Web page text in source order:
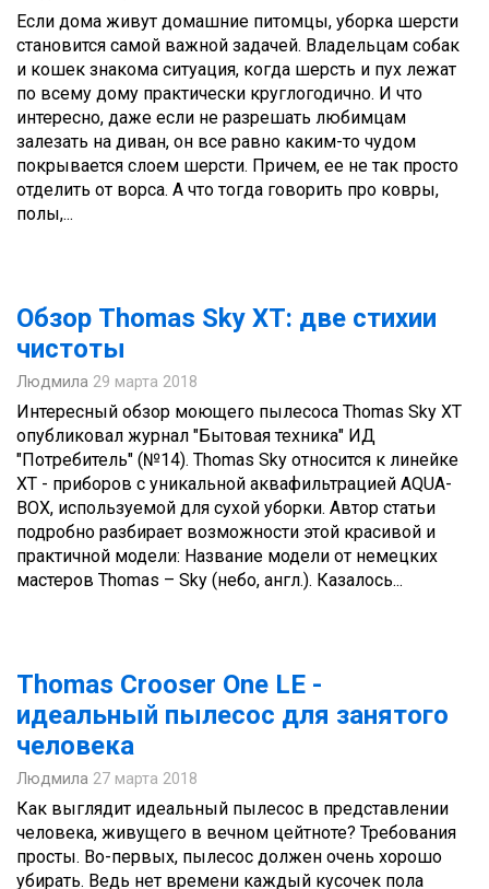
Если дома живут домашние питомцы, уборка шерсти
становится самой важной задачей. Владельцам собак
и кошек знакома ситуация, когда шерсть и пух лежат
по всему дому практически круглогодично. И что
интересно, даже если не разрешать любимцам
залезать на диван, он все равно каким-то чудом
покрывается слоем шерсти. Причем, ее не так просто
отделить от ворса. А что тогда говорить про ковры,
полы,...
Обзор Thomas Sky XT: две стихии
чистоты
Людмила 29 марта 2018
Интересный обзор моющего пылесоса Thomas Sky XT
опубликовал журнал "Бытовая техника" ИД
"Потребитель" (№14). Thomas Sky относится к линейке
ХТ - приборов с уникальной аквафильтрацией AQUA-
BOX, используемой для сухой уборки. Автор статьи
подробно разбирает возможности этой красивой и
практичной модели: Название модели от немецких
мастеров Thomas – Sky (небо, англ.). Казалось...
Thomas Crooser One LE -
идеальный пылесос для занятого
человека
Людмила 27 марта 2018
Как выглядит идеальный пылесос в представлении
человека, живущего в вечном цейтноте? Требования
просты. Во-первых, пылесос должен очень хорошо
убирать. Ведь нет времени каждый кусочек пола